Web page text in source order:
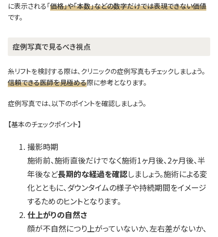
に表示される「価格」や「本数」などの数字だけでは表現できない価値
です。
症例写真で見るべき視点
糸リフトを検討する際は、クリニックの症例写真もチェックしましょう。
信頼できる医師を見極める際に参考となります。
症例写真では、以下のポイントを確認しましょう。
【基本のチェックポイント】
撮影時期
施術前、施術直後だけでなく施術1ヶ月後、2ヶ月後、半
年後など長期的な経過を確認しましょう。施術による変
化とともに、ダウンタイムの様子や持続期間をイメージ
するためのヒントとなります。
仕上がりの自然さ
顔が不自然につり上がっていないか、左右差がないか、